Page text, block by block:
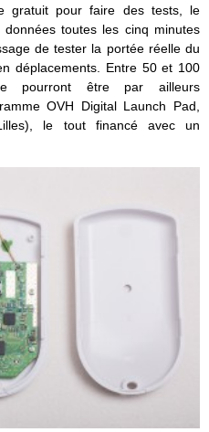
gratuit pour faire des tests, le
toutes les cinq minutes
de tester la portée réelle du
déplacements. Entre 50 et 100
pourront être par ailleurs
OVH Digital Launch Pad,
le tout financé avec un